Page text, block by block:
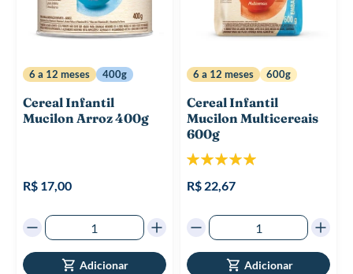
6 a 12 meses 400g
Cereal Infantil
Mucilon Arroz 400g
R$ 17,00
Adicionar
6 a 12 meses 600g
Cereal Infantil
Mucilon Multicereais
600g
Classificação:
R$ 22,67
Adicionar